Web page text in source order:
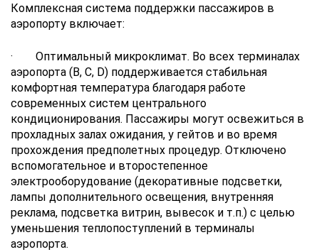
Комплексная система поддержки пассажиров в
аэропорту включает:
· Оптимальный микроклимат. Во всех терминалах
аэропорта (B, C, D) поддерживается стабильная
комфортная температура благодаря работе
современных систем центрального
кондиционирования. Пассажиры могут освежиться в
прохладных залах ожидания, у гейтов и во время
прохождения предполетных процедур. Отключено
вспомогательное и второстепенное
электрооборудование (декоративные подсветки,
лампы дополнительного освещения, внутренняя
реклама, подсветка витрин, вывесок и т.п.) с целью
уменьшения теплопоступлений в терминалы
аэропорта.